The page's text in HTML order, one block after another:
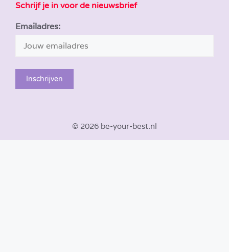
Schrijf je in voor de nieuwsbrief
Emailadres:
© 2026 be-your-best.nl